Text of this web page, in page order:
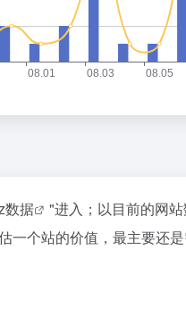
数据
"进入；以目前的网
个站的价值，最主要还